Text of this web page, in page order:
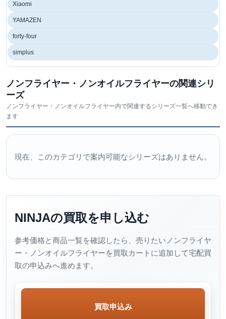
Xiaomi
YAMAZEN
forty-four
simplus
ノンフライヤー・ノンオイルフライヤーの関連シリ
ーズ
ノンフライヤー・ノンオイルフライヤー内で関連するシリーズ一覧へ移動でき
ます
現在、このカテゴリで案内可能なシリーズはありません。
NINJAの買取を申し込む
参考価格と商品一覧を確認したら、売りたいノンフライヤ
ー・ノンオイルフライヤーを買取カートに追加して宅配買
取の申込みへ進めます。
買取申込み